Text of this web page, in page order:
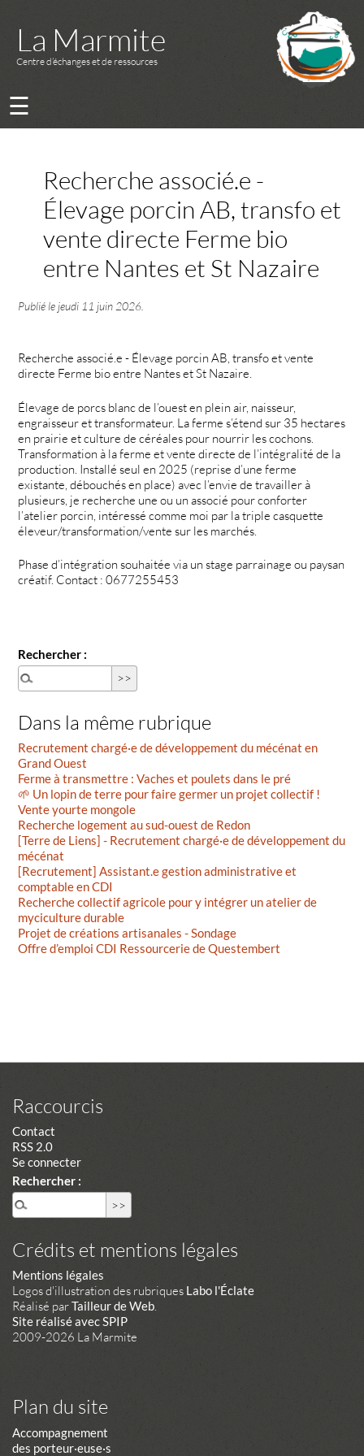
La Marmite
Centre d’échanges et de ressources
☰
Recherche associé.e -
Élevage porcin AB, transfo et
vente directe Ferme bio
entre Nantes et St Nazaire
Publié le jeudi 11 juin 2026
Recherche associé.e - Élevage porcin AB, transfo et vente
directe Ferme bio entre Nantes et St Nazaire.
Élevage de porcs blanc de l’ouest en plein air, naisseur,
engraisseur et transformateur. La ferme s’étend sur 35 hectares
en prairie et culture de céréales pour nourrir les cochons.
Transformation à la ferme et vente directe de l’intégralité de la
production. Installé seul en 2025 (reprise d’une ferme
existante, débouchés en place) avec l’envie de travailler à
plusieurs, je recherche une ou un associé pour conforter
l’atelier porcin, intéressé comme moi par la triple casquette
éleveur/transformation/vente sur les marchés.
Phase d’intégration souhaitée via un stage parrainage ou paysan
créatif. Contact : 0677255453
Rechercher :
Dans la même rubrique
Recrutement chargé·e de développement du mécénat en
Grand Ouest
Ferme à transmettre : Vaches et poulets dans le pré
🌱 Un lopin de terre pour faire germer un projet collectif !
Vente yourte mongole
Recherche logement au sud-ouest de Redon
[Terre de Liens] - Recrutement chargé·e de développement du
mécénat
[Recrutement] Assistant.e gestion administrative et
comptable en CDI
Recherche collectif agricole pour y intégrer un atelier de
myciculture durable
Projet de créations artisanales - Sondage
Offre d’emploi CDI Ressourcerie de Questembert
Raccourcis
Contact
RSS 2.0
Se connecter
Rechercher :
Crédits et mentions légales
Mentions légales
Logos d'illustration des rubriques Labo l'Éclate
Réalisé parTailleur de Web.
Site réalisé avec SPIP
2009-2026 La Marmite
Plan du site
Accompagnement
des porteur·euse·s